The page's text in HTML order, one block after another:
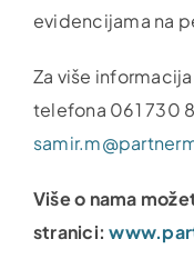
evidencijama na
Za više
telefona 061 730
Više o nama
stranici: